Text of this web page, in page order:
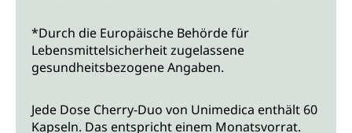
*Durch die Europäische Behörde für
Lebensmittelsicherheit zugelassene
gesundheitsbezogene Angaben.
Jede Dose Cherry-Duo von Unimedica enthält 60
Kapseln. Das entspricht einem Monatsvorrat.